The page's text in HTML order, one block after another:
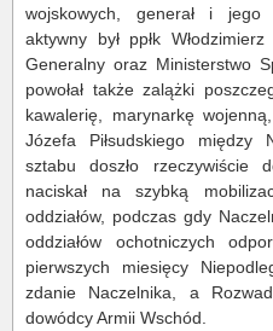
wojskowych, generał i jego
aktywny był ppłk
Generalny oraz Ministerstwo
powołał także zalążki
kawalerię, marynarkę
Józefa Piłsudskiego między
sztabu doszło rzeczywiście
naciskał na szybką
oddziałów, podczas gdy
oddziałów ochotniczych
pierwszych miesięcy
zdanie Naczelnika, a
dowódcy Armii Wschód.